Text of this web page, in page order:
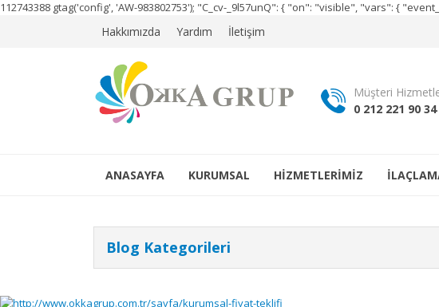
112743388 gtag('config', 'AW-983802753'); "C_cv-_9l57unQ": { "on": "visible", "vars": {
Hakkımızda Yardım İletişim
Müşteri
0 212 221 90 34
ANASAYFA KURUMSAL HİZMETLERİMİZ
Blog Kategorileri